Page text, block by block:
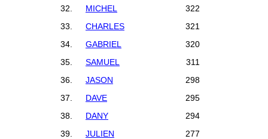
32.
MICHEL
322
33.
CHARLES
321
34.
GABRIEL
320
35.
SAMUEL
311
36.
JASON
298
37.
DAVE
295
38.
DANY
294
39.
JULIEN
277